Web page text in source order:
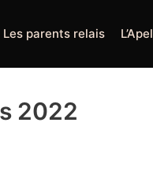
Les parents relais L’Apel
2022